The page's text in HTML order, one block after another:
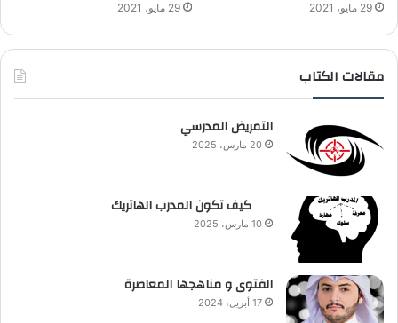
29 مايو، 2021 29 مايو، 2021
مقالات الكتاب
التمريض المدرسي
20 مارس، 2025
كيف تكون المدرب الهاتريك
10 مارس، 2025
الفتوى و مناهجها المعاصرة
17 أبريل، 2024